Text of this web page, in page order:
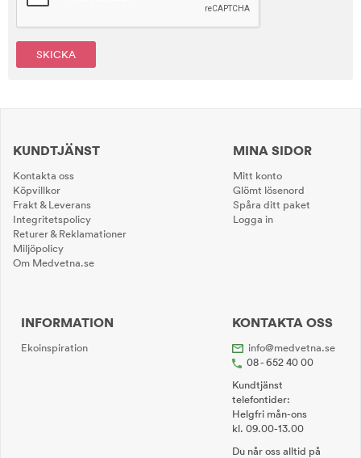
SKICKA
KUNDTJÄNST
Kontakta oss
Köpvillkor
Frakt & Leverans
Integritetspolicy
Returer & Reklamationer
Miljöpolicy
Om Medvetna.se
MINA SIDOR
Mitt konto
Glömt lösenord
Spåra ditt paket
Logga in
INFORMATION
Ekoinspiration
KONTAKTA OSS
info@medvetna.se
08 - 652 40 00
Kundtjänst
telefontider:
Helgfri mån-ons
kl. 09.00-13.00
Du når oss alltid på